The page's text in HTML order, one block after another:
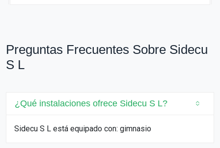
Preguntas Frecuentes Sobre Sidecu
S L
¿Qué instalaciones ofrece Sidecu S L?
Sidecu S L está equipado con: gimnasio